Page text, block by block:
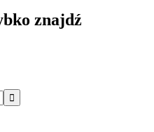
znajdź
